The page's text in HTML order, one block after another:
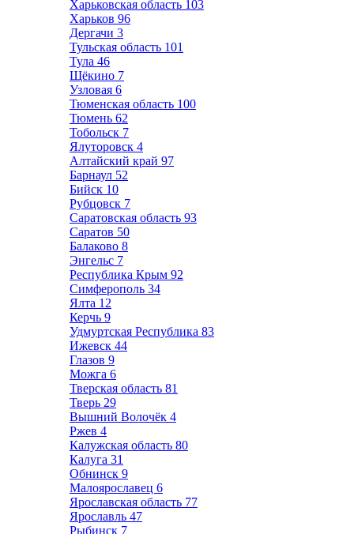
Харьковская область 103
Харьков 96
Дергачи 3
Тульская область 101
Тула 46
Щёкино 7
Узловая 6
Тюменская область 100
Тюмень 62
Тобольск 7
Ялуторовск 4
Алтайский край 97
Барнаул 52
Бийск 10
Рубцовск 7
Саратовская область 93
Саратов 50
Балаково 8
Энгельс 7
Республика Крым 92
Симферополь 34
Ялта 12
Керчь 9
Удмуртская Республика 83
Ижевск 44
Глазов 9
Можга 6
Тверская область 81
Тверь 29
Вышний Волочёк 4
Ржев 4
Калужская область 80
Калуга 31
Обнинск 9
Малоярославец 6
Ярославская область 77
Ярославль 47
Рыбинск 7